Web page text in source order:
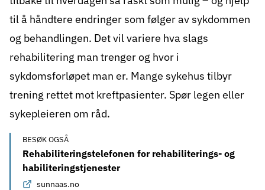
til å håndtere endringer som følger av sykdommen
og behandlingen. Det vil variere hva slags
rehabilitering man trenger og hvor i
sykdomsforløpet man er. Mange sykehus tilbyr
trening rettet mot kreftpasienter. Spør legen eller
sykepleieren om råd.
BESØK OGSÅ
Rehabiliteringstelefonen for rehabiliterings- og
habiliteringstjenester
sunnaas.no